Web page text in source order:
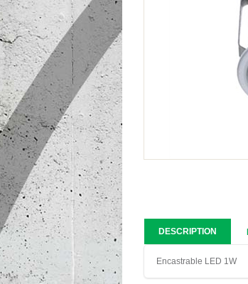
DESCRIPTION
Encastrable LED 1W